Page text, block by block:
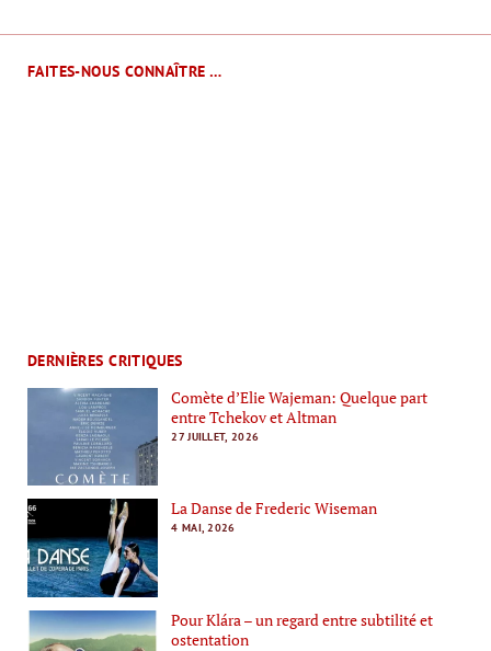
FAITES-NOUS CONNAÎTRE …
DERNIÈRES CRITIQUES
Comète d’Elie Wajeman: Quelque part
entre Tchekov et Altman
27 JUILLET, 2026
La Danse de Frederic Wiseman
4 MAI, 2026
Pour Klára – un regard entre subtilité et
ostentation